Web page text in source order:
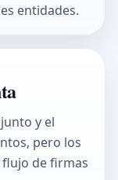
entidades.
y el
pero los
de firmas